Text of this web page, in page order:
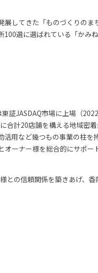
してきた「ものづくりの
100選に選ばれている「か
証JASDAQ市場に上場（
合計20店舗を構える地域
用など幾つもの事業の柱
ーナー様を総合的にサポー
との信頼関係を築きあげ、